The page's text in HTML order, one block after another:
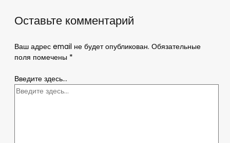
Оставьте комментарий
Ваш адрес email не будет опубликован. Обязательные
поля помечены *
Введите здесь...